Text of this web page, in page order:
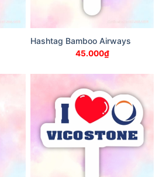
Hashtag Bamboo Airways
45.000₫